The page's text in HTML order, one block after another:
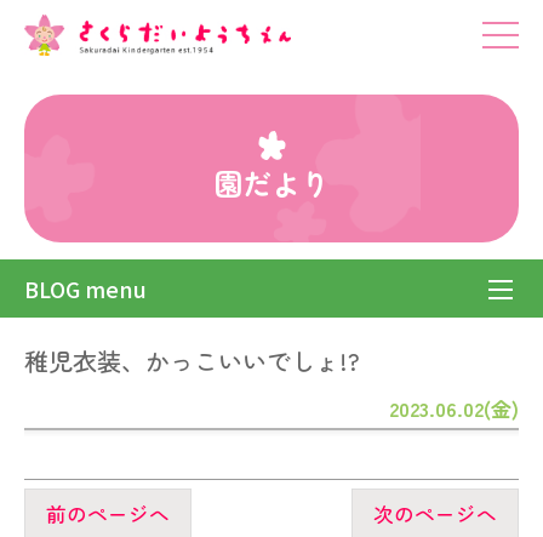
園だより
BLOG menu
稚児衣装、かっこいいでしょ!?
2023.06.02(金)
前のページへ 次のページへ